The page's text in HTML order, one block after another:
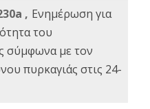
, Ενημέρωση για
του
σύμφωνα με τον
πυρκαγιάς στις 24-